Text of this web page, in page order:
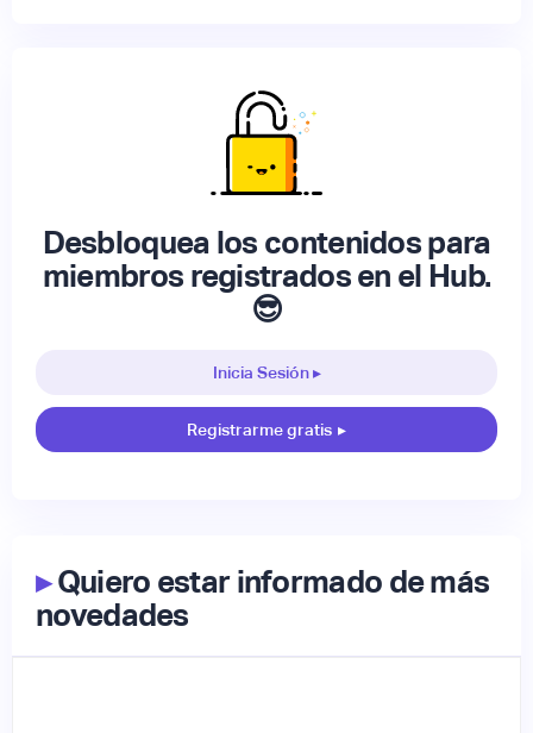
Desbloquea los contenidos para
miembros registrados en el Hub.
😎
Inicia Sesión ▸
Registrarme gratis ▸
▸Quiero estar informado de más
novedades